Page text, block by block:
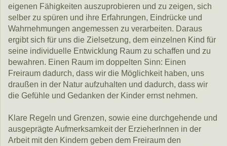
eigenen Fähigkeiten auszuprobieren und zu zeigen, sich
selber zu spüren und ihre Erfahrungen, Eindrücke und
Wahrnehmungen angemessen zu verarbeiten. Daraus
ergibt sich für uns die Zielsetzung, dem einzelnen Kind für
seine individuelle Entwicklung Raum zu schaffen und zu
bewahren. Einen Raum im doppelten Sinn: Einen
Freiraum dadurch, dass wir die Möglichkeit haben, uns
draußen in der Natur aufzuhalten und dadurch, dass wir
die Gefühle und Gedanken der Kinder ernst nehmen.
Klare Regeln und Grenzen, sowie eine durchgehende und
ausgeprägte Aufmerksamkeit der ErzieherInnen in der
Arbeit mit den Kindern geben dem Freiraum den